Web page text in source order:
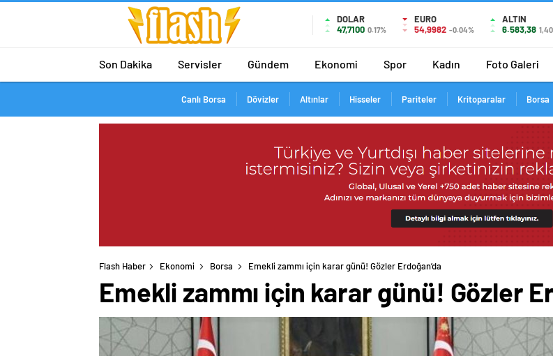
DOLAR
47,7100 0.17%
EURO
54,9982 -0.04%
ALTIN
6.583,38 1,40
Son Dakika Servisler Gündem Ekonomi Spor Kadın Foto Galeri
Canlı Borsa Dövizler Altınlar Hisseler Pariteler Kritoparalar Borsa
Flash Haber Ekonomi Borsa Emekli zammı için karar günü! Gözler Erdoğan’da
Emekli zammı için karar günü! Gözler